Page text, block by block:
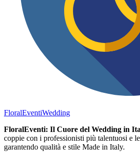
FloralEventiWedding
FloralEventi: Il Cuore del Wedding in
coppie con i professionisti più talentuosi e
garantendo qualità e stile Made in Italy.